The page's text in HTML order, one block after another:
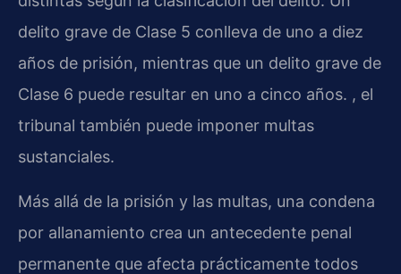
delito grave de Clase 5 conlleva de uno a diez
años de prisión, mientras que un delito grave de
Clase 6 puede resultar en uno a cinco años. , el
tribunal también puede imponer multas
sustanciales.
Más allá de la prisión y las multas, una condena
por allanamiento crea un antecedente penal
permanente que afecta prácticamente todos